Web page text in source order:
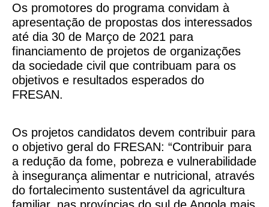
Os promotores do programa convidam à
apresentação de propostas dos interessados
até dia 30 de Março de 2021 para
financiamento de projetos de organizações
da sociedade civil que contribuam para os
objetivos e resultados esperados do
FRESAN.
Os projetos candidatos devem contribuir para
o objetivo geral do FRESAN: “Contribuir para
a redução da fome, pobreza e vulnerabilidade
à insegurança alimentar e nutricional, através
do fortalecimento sustentável da agricultura